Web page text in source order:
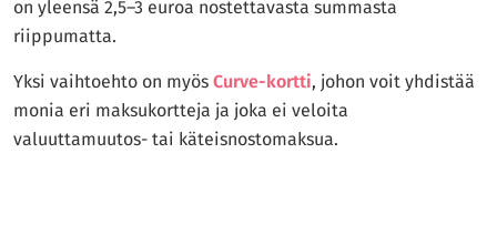
on yleensä 2,5–3 euroa nostettavasta summasta
riippumatta.
Yksi vaihtoehto on myös Curve-kortti, johon voit yhdistää
monia eri maksukortteja ja joka ei veloita
valuuttamuutos- tai käteisnostomaksua.